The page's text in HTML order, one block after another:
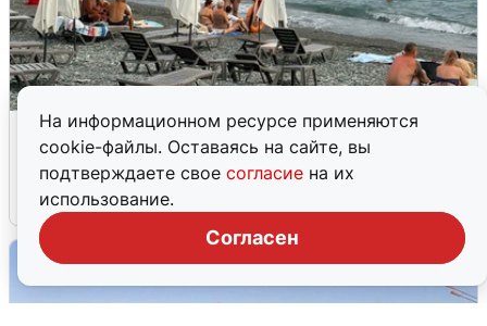
На информационном ресурсе применяются
cookie-файлы. Оставаясь на сайте, вы
подтверждаете свое согласие на их
использование.
Согласен
Жители и туристы Сочи рассказали
об атаке БПЛА 5 августа
5 августа 0